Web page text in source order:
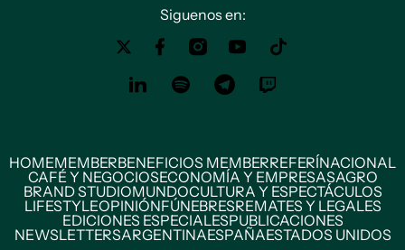
Siguenos en:
HOMEMEMBERBENEFICIOS MEMBERREFERÍNACIONAL
CAFÉ Y NEGOCIOSECONOMÍA Y EMPRESASAGRO
BRAND STUDIOMUNDOCULTURA Y ESPECTÁCULOS
LIFESTYLEOPINIÓNFÚNEBRESREMATES Y LEGALES
EDICIONES ESPECIALESPUBLICACIONES
NEWSLETTERSARGENTINAESPAÑAESTADOS UNIDOS